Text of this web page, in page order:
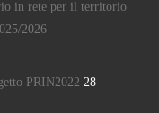
in rete per il territorio
2026
PRIN2022 28